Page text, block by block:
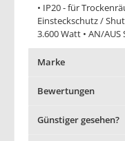
• IP20 - für
Einsteckschutz /
3.600 Watt • AN/AUS
Marke
Bewertungen
Günstiger gesehen?